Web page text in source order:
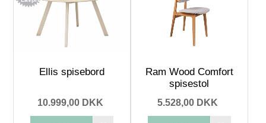
Ellis spisebord
10.999,00 DKK
Ram Wood Comfort
spisestol
5.528,00 DKK